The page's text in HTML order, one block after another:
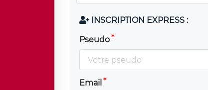
INSCRIPTION EXPRESS :
Pseudo
Email